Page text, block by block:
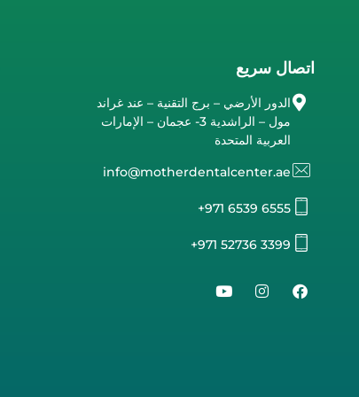
اتصال سريع
الدور الأرضي – برج التقنية – عند غراند
مول – الراشدية 3- عجمان – الإمارات
العربية المتحدة
info@motherdentalcenter.ae
+971 6539 6555
+971 52736 3399